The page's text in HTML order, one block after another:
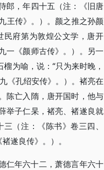
郎，年四十五（注：《旧唐
王传》。）。颜之推之孙颜
民府第为敦煌公文学，唐开
一《颜师古传》。）。另一
为喻，说：“只为来时晚，
《孔绍安传》。）。褚亮在
陈亡入隋，唐开国时，他与
举子仁杲，褚亮、褚遂良就
（注：《陈书》卷三四、
遂良传》。）。
仁年六十二，萧德言年六十